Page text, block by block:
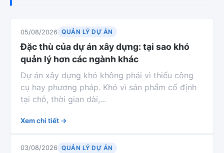
05/08/2026 QUẢN LÝ DỰ ÁN
Đặc thù của dự án xây dựng: tại sao khó
quản lý hơn các ngành khác
Dự án xây dựng khó không phải vì thiếu công
cụ hay phương pháp. Khó vì sản phẩm cố định
tại chỗ, thời gian dài,...
Xem chi tiết →
03/08/2026 QUẢN LÝ DỰ ÁN